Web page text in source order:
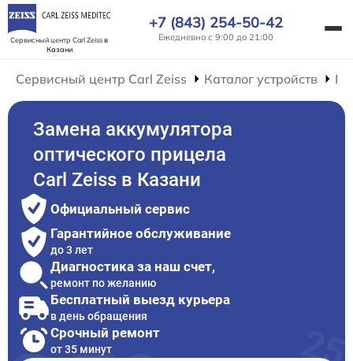
Сервисный центр Carl Zeissв
Казани
+7 (843) 254-50-42
Ежедневно с 9:00 до 21:00
Сервисный центр Carl Zeiss Каталог устройств
Замена аккумулятора
оптического прицела
Carl Zeiss в Казани
Официальный сервис
Гарантийное обслуживание
до 3 лет
Диагностика за наш счет,
ремонт по желанию
Бесплатный выезд курьера
в день обращения
Срочный ремонт
от 35 минут